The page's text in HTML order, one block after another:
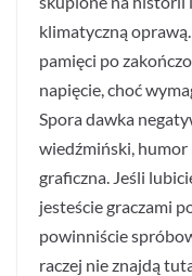
klimatyczną
pamięci po
napięcie, choć
Spora dawka
wiedźmiński,
graficzna. Jeśli
jesteście graczami
powinniście
raczej nie znajdą